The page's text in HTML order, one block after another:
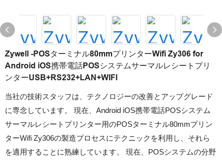
Zywell -POSターミナル80mmプリンターWifi Zy306 for
Android iOS携帯電話POSシステムサーマルレシートプリ
ンターUSB+RS232+LAN+WIFI
当社の技術スタッフは、テクノロジーの改善とアップグレード
に専念しています。 現在、Android iOS携帯電話POSシステム
サーマルレシートプリンター用のPOSターミナル80mmプリン
ターWifi Zy306の製造プロセスにテクニックを利用し、それら
を適用することに熟練しています。 現在、POSシステムの分野